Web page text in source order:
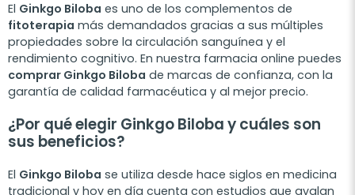
El Ginkgo Biloba es uno de los complementos de
fitoterapia más demandados gracias a sus múltiples
propiedades sobre la circulación sanguínea y el
rendimiento cognitivo. En nuestra farmacia online puedes
comprar Ginkgo Biloba de marcas de confianza, con la
garantía de calidad farmacéutica y al mejor precio.
¿Por qué elegir Ginkgo Biloba y cuáles son
sus beneficios?
El Ginkgo Biloba se utiliza desde hace siglos en medicina
tradicional y hoy en día cuenta con estudios que avalan